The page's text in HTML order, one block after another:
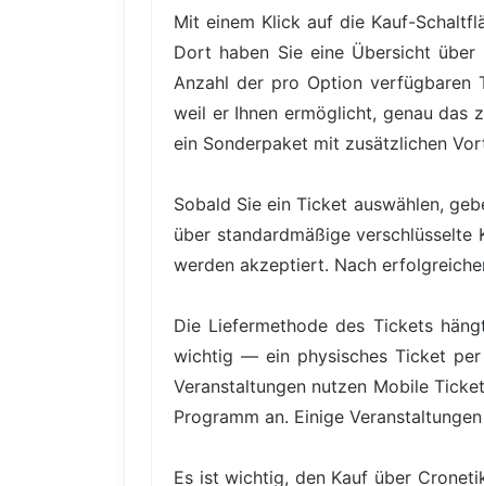
Mit einem Klick auf die Kauf-
Dort haben Sie eine Übersicht
Anzahl der pro Option verfügbaren
weil er Ihnen ermöglicht, genau das
ein Sonderpaket mit zusätzlichen
Sobald Sie ein Ticket auswählen,
über standardmäßige
werden akzeptiert. Nach
Die Liefermethode des Tickets
wichtig — ein physisches Ticket
Veranstaltungen nutzen Mobile
Programm an. Einige
Es ist wichtig, den Kauf über